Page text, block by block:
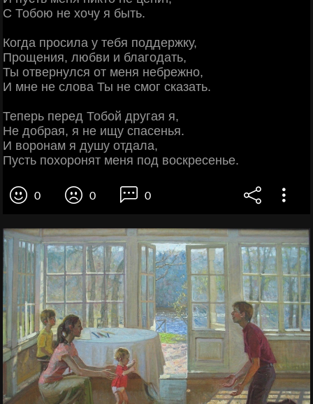
С Тобою не хочу я быть.
Когда просила у тебя поддержку,
Прощения, любви и благодать,
Ты отвернулся от меня небрежно,
И мне не слова Ты не смог сказать.
Теперь перед Тобой другая я,
Не добрая, я не ищу спасенья.
И воронам я душу отдала,
Пусть похоронят меня под воскресенье.
0 0 0